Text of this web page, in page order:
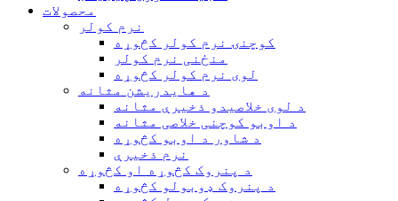
محصولات
نرم کولر
کوچنۍ نرم کولر کڅوړه
منځنی نرم کولر
لوی نرم کولر کڅوړه
د هایدریشن مثانه
د لوی خلاصیدو ذخیرې مثانه
د اوبو کوچنی خلاصی مثانه
د شاور د اوبو کڅوړه
نرم ذخیرې
د پنروک کڅوړه او کڅوړه
د پنروک ډوبولو کڅوړه